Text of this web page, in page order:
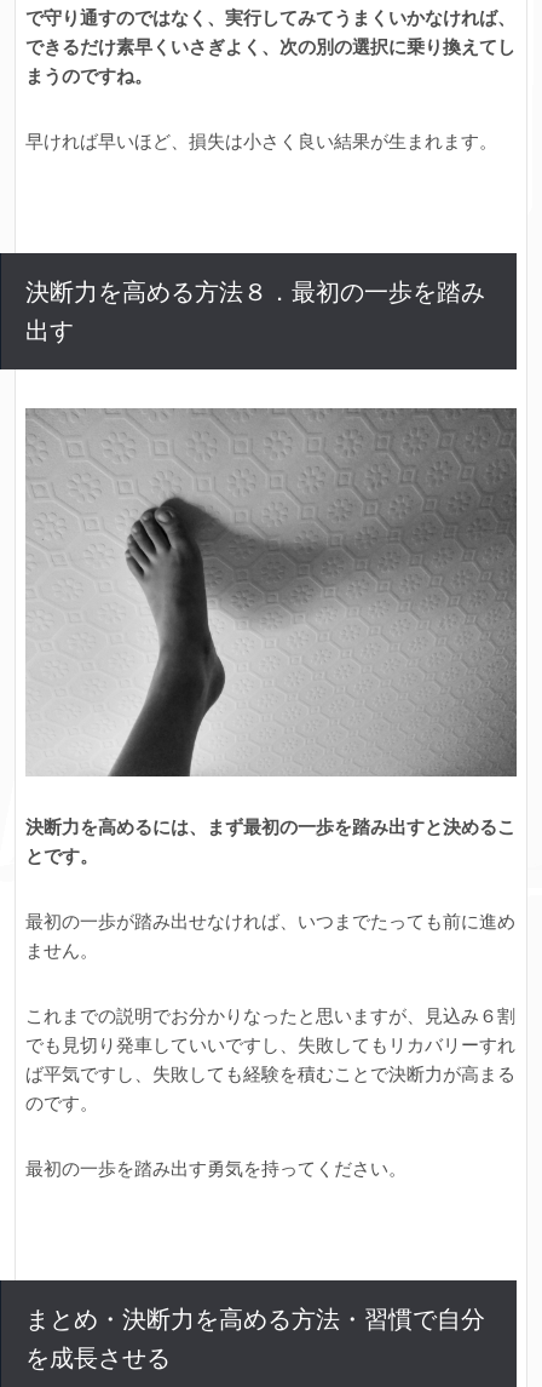
で守り通すのではなく、実行してみてうまくいかなければ、
できるだけ素早くいさぎよく、次の別の選択に乗り換えてし
まうのですね。
早ければ早いほど、損失は小さく良い結果が生まれます。
決断力を高める方法８．最初の一歩を踏み
出す
決断力を高めるには、まず最初の一歩を踏み出すと決めるこ
とです。
最初の一歩が踏み出せなければ、いつまでたっても前に進め
ません。
これまでの説明でお分かりなったと思いますが、見込み６割
でも見切り発車していいですし、失敗してもリカバリーすれ
ば平気ですし、失敗しても経験を積むことで決断力が高まる
のです。
最初の一歩を踏み出す勇気を持ってください。
まとめ・決断力を高める方法・習慣で自分
を成長させる